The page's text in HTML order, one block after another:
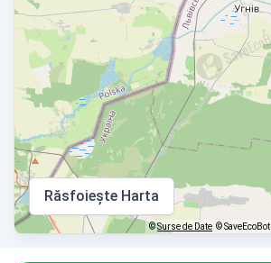
Răsfoiește Harta
©Surse de Date © SaveEcoBot